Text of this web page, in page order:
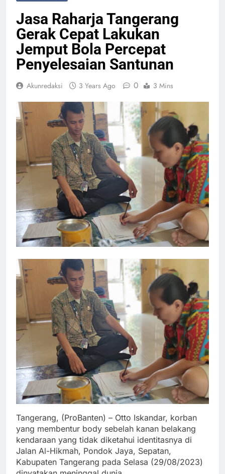
Jasa Raharja Tangerang
Gerak Cepat Lakukan
Jemput Bola Percepat
Penyelesaian Santunan
Akunredaksi 3 Years Ago 0 3 Mins
Tangerang, (ProBanten) – Otto Iskandar, korban
yang membentur body sebelah kanan belakang
kendaraan yang tidak diketahui identitasnya di
Jalan Al-Hikmah, Pondok Jaya, Sepatan,
Kabupaten Tangerang pada Selasa (29/08/2023)